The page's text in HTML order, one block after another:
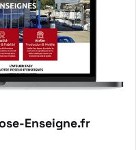
Enseigne.fr